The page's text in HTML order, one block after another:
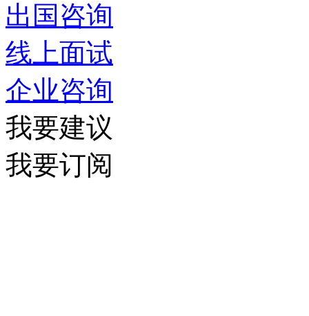
出国咨询
线上面试
企业咨询
我要建议
我要订阅